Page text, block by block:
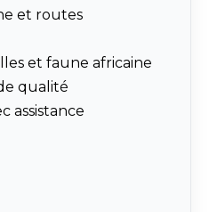
et routes
et faune africaine
qualité
assistance